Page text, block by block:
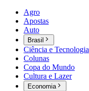
Agro
Apostas
Auto
Brasil
Ciência e Tecnologia
Colunas
Copa do Mundo
Cultura e Lazer
Economia